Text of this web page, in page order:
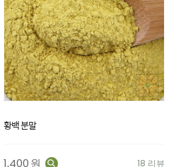
황백 분말
1,400원 18 리뷰